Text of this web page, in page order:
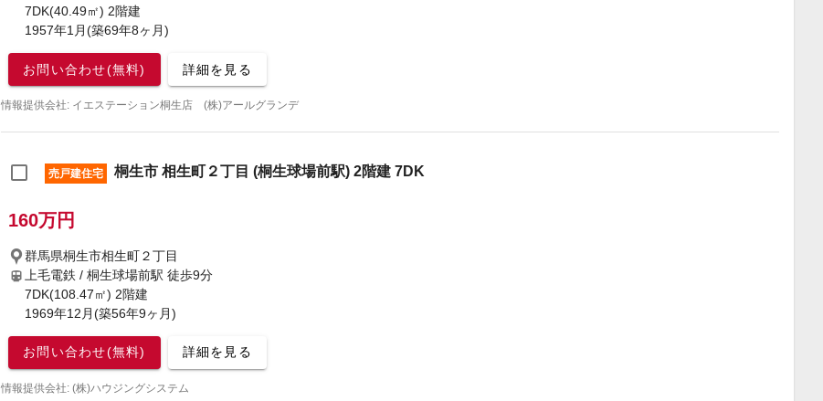
7DK(40.49㎡) 2階建
1957年1月(築69年8ヶ月)
お問い合わせ(無料) 詳細を見る
情報提供会社: イエステーション桐生店 (株)アールグランデ
売戸建住宅 桐生市 相生町２丁目 (桐生球場前駅) 2階建 7DK
160万円
群馬県桐生市相生町２丁目
上毛電鉄 / 桐生球場前駅 徒歩9分
7DK(108.47㎡) 2階建
1969年12月(築56年9ヶ月)
お問い合わせ(無料) 詳細を見る
情報提供会社: (株)ハウジングシステム